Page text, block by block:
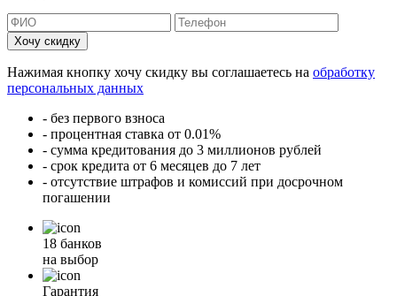
Хочу скидку
Нажимая кнопку хочу скидку вы соглашаетесь на обработку
персональных данных
- без первого взноса
- процентная ставка от 0.01%
- сумма кредитования до 3 миллионов рублей
- срок кредита от 6 месяцев до 7 лет
- отсутствие штрафов и комиссий при досрочном
погашении
18 банков
на выбор
Гарантия